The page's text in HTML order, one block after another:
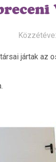
jártak